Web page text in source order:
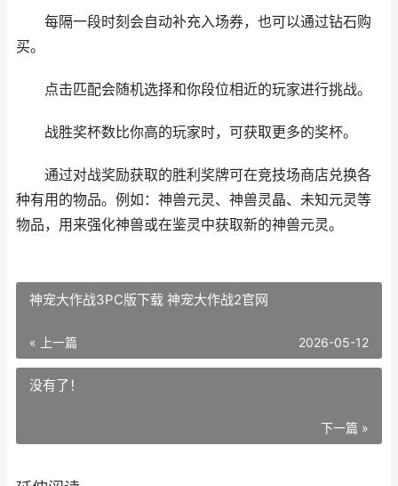
每隔一段时刻会自动补充入场券，也可以通过钻石购
买。
点击匹配会随机选择和你段位相近的玩家进行挑战。
战胜奖杯数比你高的玩家时，可获取更多的奖杯。
通过对战奖励获取的胜利奖牌可在竞技场商店兑换各
种有用的物品。例如：神兽元灵、神兽灵晶、未知元灵等
物品，用来强化神兽或在鉴灵中获取新的神兽元灵。
神宠大作战3PC版下载 神宠大作战2官网
« 上一篇 2026-05-12
没有了！
下一篇 »